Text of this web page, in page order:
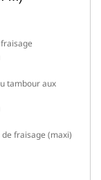
tambour aux
fraisage (maxi)